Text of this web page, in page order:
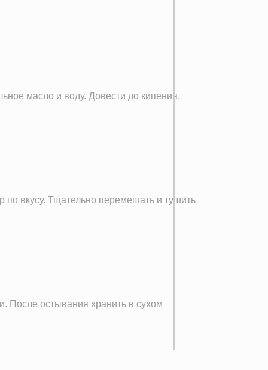
масло и воду. Довести до кипения,
по вкусу. Тщательно перемешать и тушить
После остывания хранить в сухом